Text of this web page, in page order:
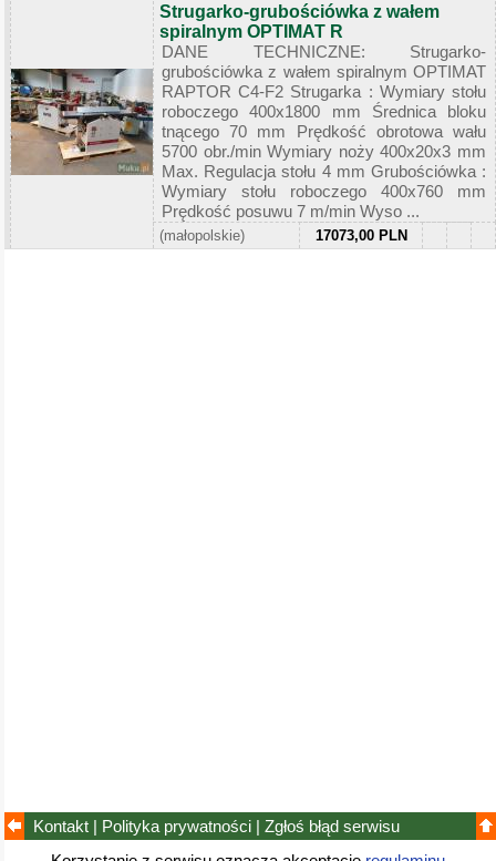
Strugarko-grubościówka z wałem
spiralnym OPTIMAT R
DANE TECHNICZNE: Strugarko-
grubościówka z wałem spiralnym OPTIMAT
RAPTOR C4-F2 Strugarka : Wymiary stołu
roboczego 400x1800 mm Średnica bloku
tnącego 70 mm Prędkość obrotowa wału
5700 obr./min Wymiary noży 400x20x3 mm
Max. Regulacja stołu 4 mm Grubościówka :
Wymiary stołu roboczego 400x760 mm
Prędkość posuwu 7 m/min Wyso ...
(małopolskie) 17073,00 PLN
Kontakt | Polityka prywatności | Zgłoś błąd serwisu